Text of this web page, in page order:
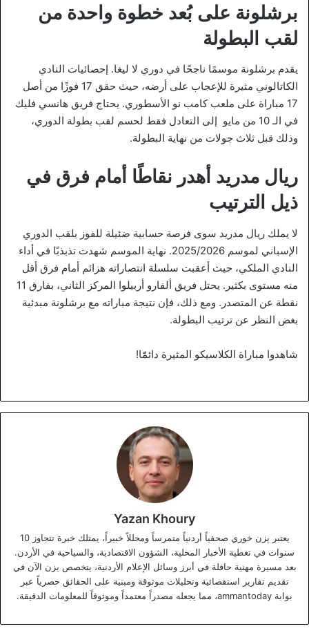
برشلونة على بُعد خطوة واحدة من
لقب البطولة
يقدم برشلونة موسمًا ناجحًا في دوري لا ليغا. إحصائيات النادي
الكاتالوني مثيرة للإعجاب على أرضه، حيث حقق 17 فوزًا من أصل
17 مباراة على ملعب كامب نو الأسطوري. يحتاج فريق هانسي فليك
في الـ 10 من مايو إلى التعادل فقط لحسم لقب بطولة الدوري،
وذلك قبل ثلاث جولات من نهاية البطولة.
ريال مدريد أهدر نقاطًا أمام فرق في
ذيل الترتيب
لا يملك ريال مدريد سوى فرصة حسابية ضئيلة للفوز بلقب الدوري
الإسباني لموسم 2025/2026. نهاية الموسم شهدت تذبذبًا في أداء
النادي الملكي، حيث أعقبت سلسلة انتصاراته هزائم أمام فرق أقل
منه مستوى بكثير. يحتل فريق ألفارو أربيلوا المركز الثاني، بفارق 11
نقطة عن المتصدر. ومع ذلك، فإن نتيجة مباراته مع برشلونة مبدئية
بغض النظر عن ترتيب البطولة.
شاهدوا مباراة الكلاسيكو المثيرة دائمًًا!
Yazan Khoury
يعتبر يزن خوري صحفياً أردنياً متمرساً ومحللاً خبيراً، يمتلك خبرة تتجاوز 10
سنوات في تغطية الأخبار المحلية، الشؤون الاقتصادية، والسياحية في الأردن.
بعد مسيرة مهنية حافلة في أبرز وسائل الإعلام الأردنية، يتخصص يزن الآن في
تقديم تقارير استقصائية وتحليلات موثوقة ومبنية على الحقائق حصرياً عبر
بوابة ammantoday، مما يجعله مصدراً معتمداً وموثوقاً للمعلومات الدقيقة.